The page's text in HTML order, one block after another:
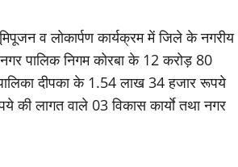
व लोकार्पण कार्यक्रम में जिले के नगरीय
पालिक निगम कोरबा के 12 करोड़ 80
दीपका के 1.54 लाख 34 हजार रूपये
लागत वाले 03 विकास कार्याे तथा नगर